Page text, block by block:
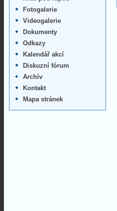
Fotogalerie
Videogalerie
Dokumenty
Odkazy
Kalendář akcí
Diskuzní fórum
Archív
Kontakt
Mapa stránek